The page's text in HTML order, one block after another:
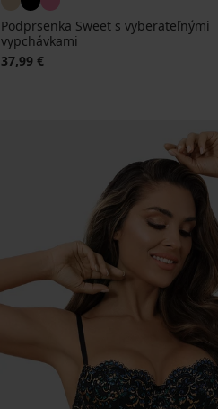
Podprsenka Sweet s vyberateľnými
vypchávkami
37,99 €